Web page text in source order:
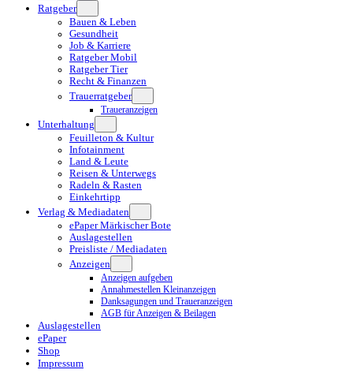
Ratgeber
Bauen & Leben
Gesundheit
Job & Karriere
Ratgeber Mobil
Ratgeber Tier
Recht & Finanzen
Trauerratgeber
Traueranzeigen
Unterhaltung
Feuilleton & Kultur
Infotainment
Land & Leute
Reisen & Unterwegs
Radeln & Rasten
Einkehrtipp
Verlag & Mediadaten
ePaper Märkischer Bote
Auslagestellen
Preisliste / Mediadaten
Anzeigen
Anzeigen aufgeben
Annahmestellen Kleinanzeigen
Danksagungen und Traueranzeigen
AGB für Anzeigen & Beilagen
Auslagestellen
ePaper
Shop
Impressum